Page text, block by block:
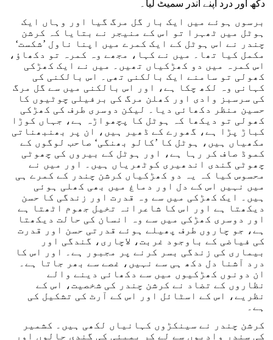
دکھ اور درد اپنے اندر سمیٹ لیا۔
برسوں ہوئے میں ایک بار گل مرگ گیا اور وہاں ایک
ہوٹل میں ٹھہرا تو اس کے منیجر نے بتایا کہ کرشن
چندر نے اس ہوٹل کے ایک کمرے میں اپنا ناول ’شکست‘
مکمل کیا تھا۔ میں نے کہا، مجھے وہ کمرہ تو دکھاؤ،
اس کمرہ میں دو کھڑکیاں تھیں۔ میں نے ایک کھڑکی
کھولی تو سامنے ایک بالکنی تھی۔ اس بالکنی کی
کہانی وہ لکھ چکا ہے، اور اس بالکنی میں سے گل مرگ
کی سرسبز وادی اور کھلن مرگ کی برفیلی چوٹیوں کا
حسین منظر دکھائی دیا۔ لیکن دوسری طرف کی کھڑکی
کھولی تو دیکھا کہ ہوٹل کا پچھواڑہ ہے، جہاں کوڑا
کباڑ پڑا ہے، گھورے کے ڈھیر ہیں، ان پر بھنبھناتی
مکھیاں ہیں، ہوٹل کا ’کالو بھنگی‘ صاحب لوگوں کے
کموڈ صاف کر رہا ہے، اور ہوٹل کے بیروں کی چھوٹی
چھوٹی گندی اندھیری کوٹھریاں ہیں۔ اور میں نے
محسوس کیا کہ یہ دو کھڑکیاں کرشن چندر کے کمرے ہی
میں نہیں اس کے دل اور دماغ میں بھی کھلی ہوئی
ہیں۔ ایک کھڑکی میں سے وہ قدرت اور زندگی کا حسن
دیکھتا ہے اور اس کا شاعرانہ تخیل جھوم اٹھتا ہے
اور دوسری کھڑکی میں سے وہ انسان کی حالت دیکھتا
ہے، جو چاروں طرف پھیلے ہوئے قدرتی حسن اور قدرت
کی فیاضی کے باوجود غربت، لاچاری، گندگی اور
بیماری کی زندگی بسر کرنے پر مجبور ہے۔ اور اس کا
درد آشنا دل دکھ ہی سے نہیں، غصے سے بھر جاتا ہے۔
ان دونوں کھڑکیوں میں سے دکھائی دینے والے
نظاروں کے تضاد نے کرشن چندر کی شخصیت، اس کے
نظریے، اس کے اسٹائل اور اس کے آرٹ کی تشکیل کی
ہے۔
کرشن چندر نے سینکڑوں کہانیاں لکھی ہیں۔ کشمیر
کی سندر وادیوں سے لے کر بمبئی کی گندی چالوں اور